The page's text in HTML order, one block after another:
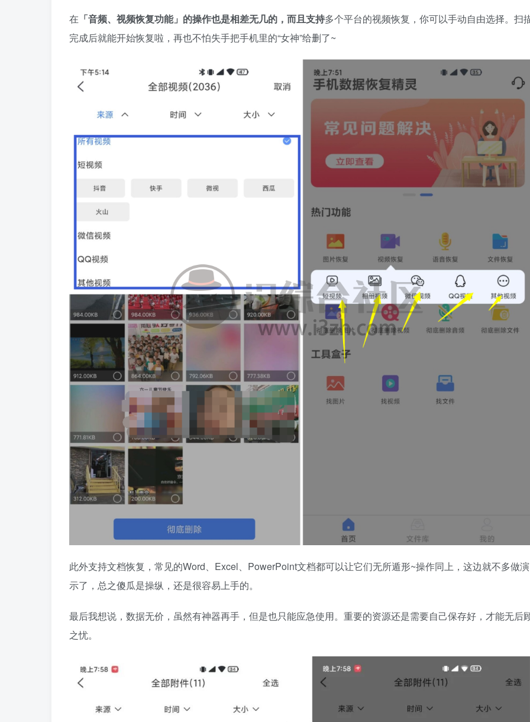
在 「音频、视频恢复功能」的操作也是相差无几的，而且支持多个平台的视频恢复，你可以手动自由选择。扫
完成后就能开始恢复啦，再也不怕失手把手机里的“女神”给删了~
此外支持文档恢复，常见的Word、Excel、PowerPoint文档都可以让它们无所遁形~操作同上，这边就不多做演
示了，总之傻瓜是操纵，还是很容易上手的。
最后我想说，数据无价，虽然有神器再手，但是也只能应急使用。重要的资源还是需要自己保存好，才能无后
之忧。